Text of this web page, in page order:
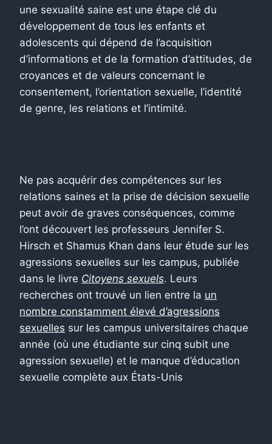
une sexualité saine est une étape clé du
développement de tous les enfants et
adolescents qui dépend de l’acquisition
d’informations et de la formation d’attitudes, de
croyances et de valeurs concernant le
consentement, l’orientation sexuelle, l’identité
de genre, les relations et l’intimité.
Ne pas acquérir des compétences sur les
relations saines et la prise de décision sexuelle
peut avoir de graves conséquences, comme
l’ont découvert les professeurs Jennifer S.
Hirsch et Shamus Khan dans leur étude sur les
agressions sexuelles sur les campus, publiée
dans le livre Citoyens sexuels. Leurs
recherches ont trouvé un lien entre la un
nombre constamment élevé d’agressions
sexuelles sur les campus universitaires chaque
année (où une étudiante sur cinq subit une
agression sexuelle) et le manque d’éducation
sexuelle complète aux États-Unis